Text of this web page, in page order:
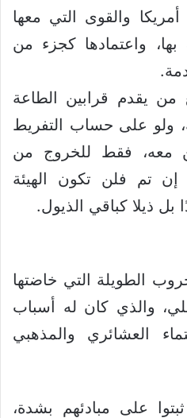
والقوى التي معها
واعتمادها كجزء من
يقدم قرابين الطاعة
ولو على حساب التفريط
معه، فقط للخروج من
إن تم فلن تكون الهيئة
بل ذيلا كباقي الذيول.
الطويلة التي خاضتها
والذي كان له أسباب
العشائري والمذهبي
على مبادئهم بشدة،